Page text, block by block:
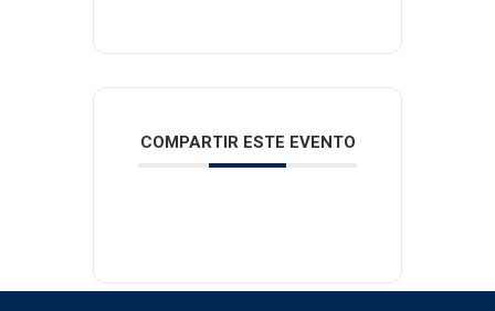
COMPARTIR ESTE EVENTO